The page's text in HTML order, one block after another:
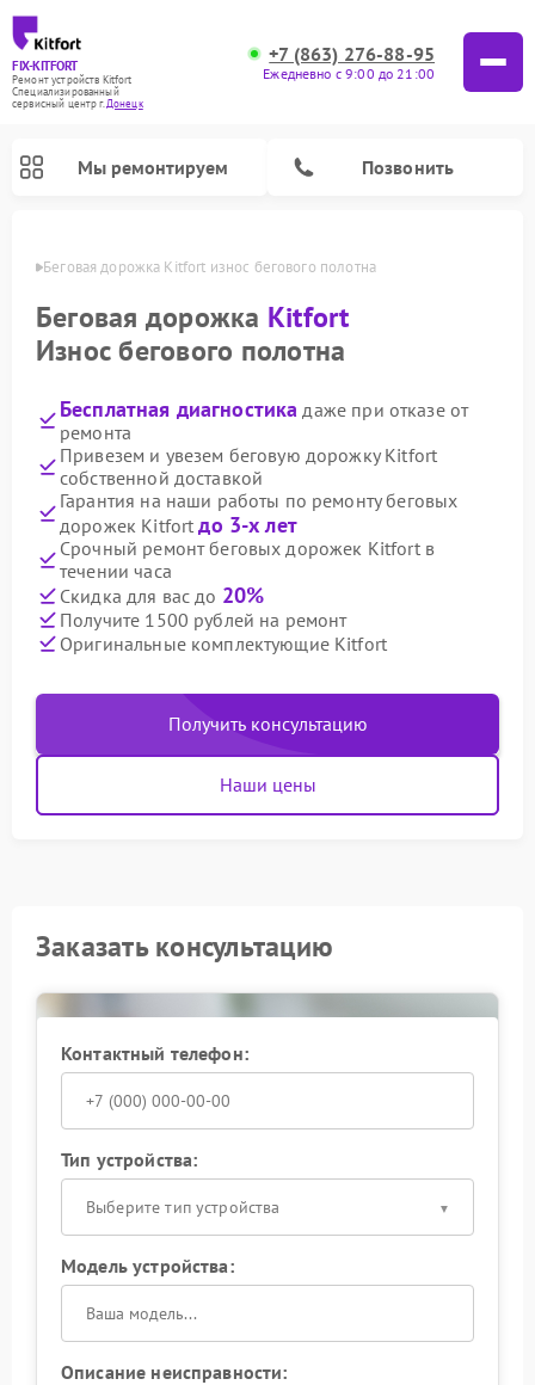
FIX-KITFORT
Ремонт устройств Kitfort
Специализированный
cервисный центр г.Донецк
+7 (863) 276-88-95
Ежедневно с 9:00 до 21:00
Мы ремонтируем Позвонить
Беговая дорожка Kitfort износ бегового полотна
Беговая дорожка Kitfort
Износ бегового полотна
Бесплатная диагностика даже при отказе от
ремонта
Привезем и увезем беговую дорожку Kitfort
собственной доставкой
Гарантия на наши работы по ремонту беговых
дорожек Kitfortдо 3-х лет
Срочный ремонт беговых дорожек Kitfort в
течении часа
Скидка для вас до 20%
Получите 1500 рублей на ремонт
Оригинальные комплектующие Kitfort
Получить консультацию
Наши цены
Заказать консультацию
Контактный телефон:
Тип устройства:
Выберите тип устройства
Модель устройства:
Описание неисправности: